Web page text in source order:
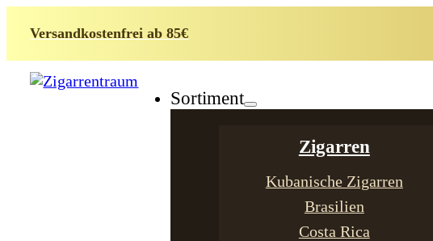
Versandkostenfrei ab 85€
Sortiment
Zigarren
Kubanische Zigarren
Brasilien
Costa Rica